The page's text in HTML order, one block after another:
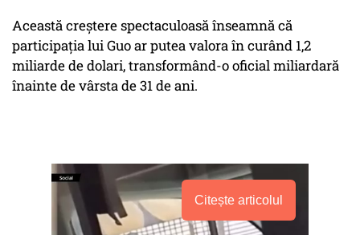
Această creștere spectaculoasă înseamnă că
participația lui Guo ar putea valora în curând 1,2
miliarde de dolari, transformând-o oficial miliardară
înainte de vârsta de 31 de ani.
Citește articolul